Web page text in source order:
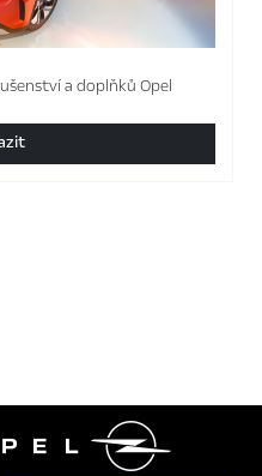
a doplňků Opel